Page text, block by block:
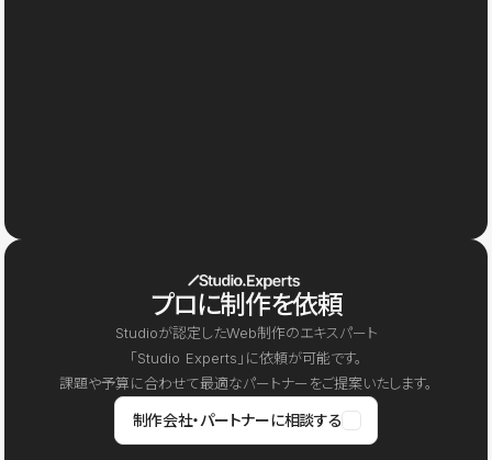
プロに制作を依頼
Studioが認定したWeb制作のエキスパート
「Studio Experts」に依頼が可能です。
課題や予算に合わせて最適なパートナーをご提案いたします。
制作会社・パートナーに相談する